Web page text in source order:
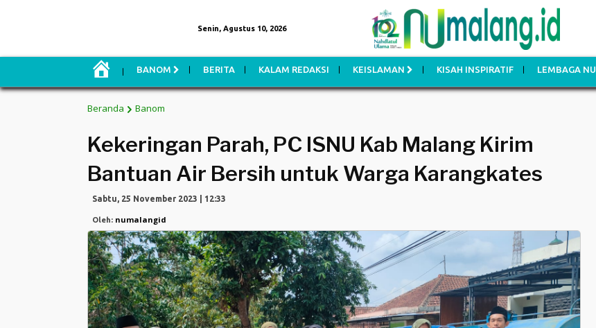
Senin, Agustus 10, 2026
M
BANOM BERITA KALAM REDAKSI KEISLAMAN KISAH INSPIRATIF LEMBAGA NU
Beranda Banom
Kekeringan Parah, PC ISNU Kab Malang Kirim
Bantuan Air Bersih untuk Warga Karangkates
Sabtu, 25 November 2023 | 12:33
Oleh: numalangid